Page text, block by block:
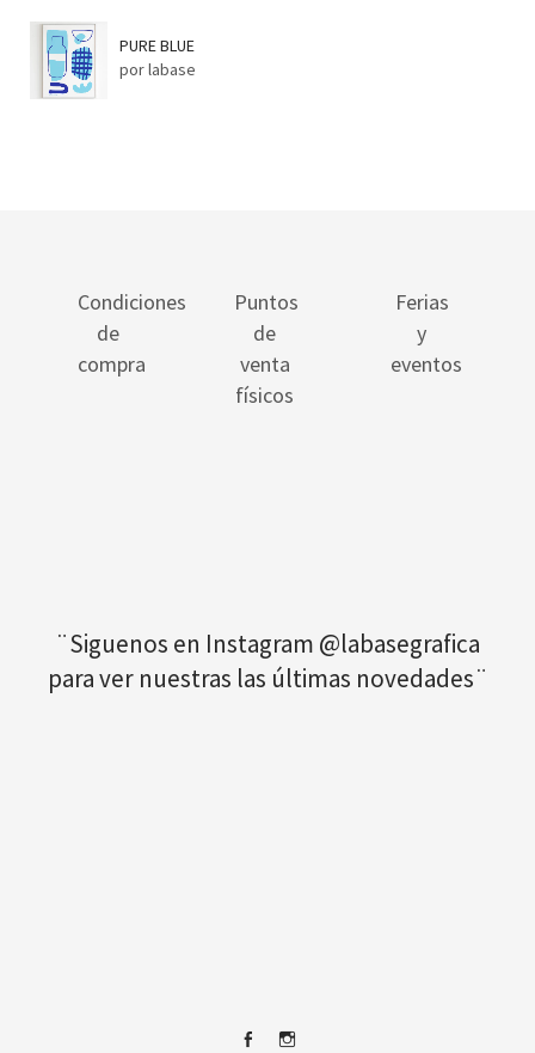
PURE BLUE
por labase
Condiciones
de
compra
Puntos
de
venta
físicos
Ferias
y
eventos
¨Siguenos en Instagram @labasegrafica
para ver nuestras las últimas novedades¨